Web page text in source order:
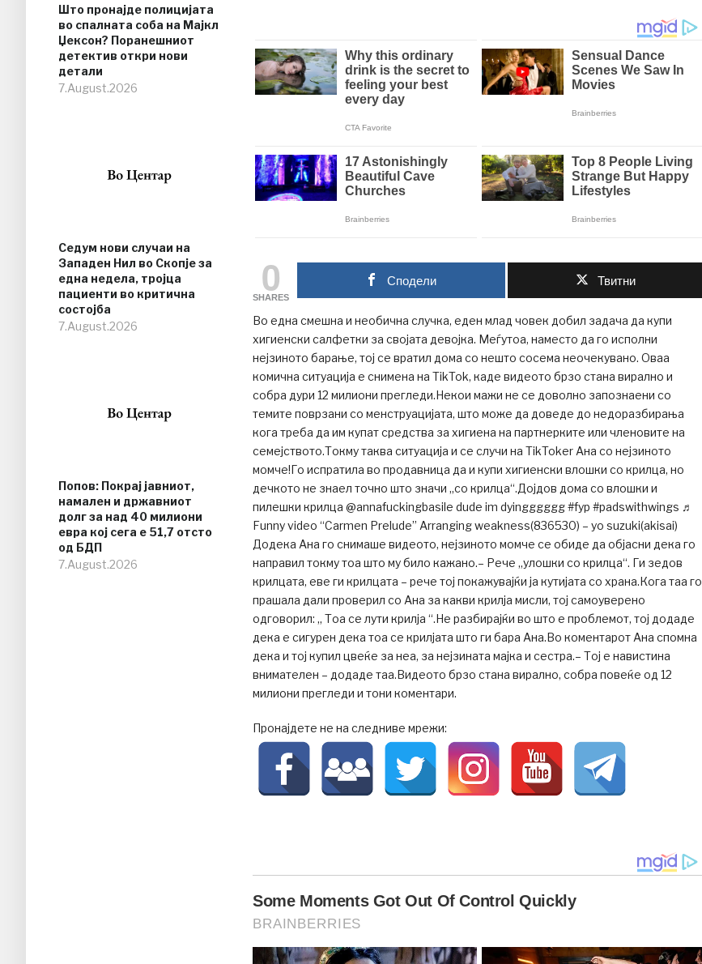
Што пронајде полицијата
во спалната соба на Мајкл
Џексон? Поранешниот
детектив откри нови
детали
7.August.2026
Седум нови случаи на
Западен Нил во Скопје за
една недела, тројца
пациенти во критична
состојба
7.August.2026
Попов: Покрај јавниот,
намален и државниот
долг за над 40 милиони
евра кој сега е 51,7 отсто
од БДП
7.August.2026
0
SHARES
Сподели Твитни
Во една смешна и необична случка, еден млад човек добил задача да купи
хигиенски салфетки за својата девојка. Меѓутоа, наместо да го исполни
нејзиното барање, тој се вратил дома со нешто сосема неочекувано. Оваа
комична ситуација е снимена на TikTok, каде видеото брзо стана вирално и
собра дури 12 милиони прегледи.Некои мажи не се доволно запознаени со
темите поврзани со менструацијата, што може да доведе до недоразбирања
кога треба да им купат средства за хигиена на партнерките или членовите на
семејството.Токму таква ситуација и се случи на TikToker Ана со нејзиното
момче!Го испратила во продавница да и купи хигиенски влошки со крилца, но
дечкото не знаел точно што значи „со крилца“.Дојдов дома со влошки и
пилешки крилца @annafuckingbasile dude im dyingggggg #fyp #padswithwings ♬
Funny video “Carmen Prelude” Arranging weakness(836530) – yo suzuki(akisai)
Додека Ана го снимаше видеото, нејзиното момче се обиде да објасни дека го
направил токму тоа што му било кажано.– Рече „улошки со крилца“. Ги зедов
крилцата, еве ги крилцата – рече тој покажувајќи ја кутијата со храна.Кога таа го
прашала дали проверил со Ана за какви крилја мисли, тој самоуверено
одговорил: „ Тоа се лути крилја “.Не разбирајќи во што е проблемот, тој додаде
дека е сигурен дека тоа се крилјата што ги бара Ана.Во коментарот Ана спомна
дека и тој купил цвеќе за неа, за нејзината мајка и сестра.– Тој е навистина
внимателен – додаде таа.Видеото брзо стана вирално, собра повеќе од 12
милиони прегледи и тони коментари.
Пронајдете не на следниве мрежи: